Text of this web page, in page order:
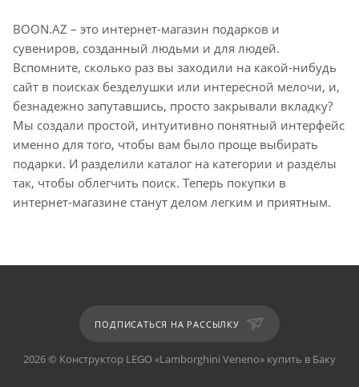
BOON.AZ – это интернет-магазин подарков и
сувениров, созданный людьми и для людей.
Вспомните, сколько раз вы заходили на какой-нибудь
сайт в поисках безделушки или интересной мелочи, и,
безнадежно запутавшись, просто закрывали вкладку?
Мы создали простой, интуитивно понятный интерфейс
именно для того, чтобы вам было проще выбирать
подарки. И разделили каталог на категории и разделы
так, чтобы облегчить поиск. Теперь покупки в
интернет-магазине станут делом легким и приятным.
ПОДПИСАТЬСЯ НА РАССЫЛКУ
2026 © Конструктор LEGO «Lamborghini Veneno» купить в Баку